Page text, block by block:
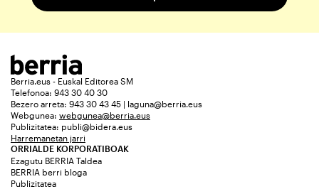
Berria.eus - Euskal Editorea SM
Telefonoa: 943 30 40 30
Bezero arreta: 943 30 43 45 | laguna@berria.eus
Webgunea: webgunea@berria.eus
Publizitatea: publi@bidera.eus
Harremanetan jarri
ORRIALDE KORPORATIBOAK
Ezagutu BERRIA Taldea
BERRIA berri bloga
Publizitatea